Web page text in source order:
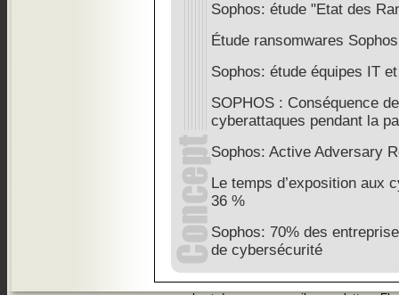
Sophos: étude "Etat des
Étude ransomwares Sophos
Sophos: étude équipes IT
SOPHOS : Conséquence
cyberattaques pendant la
Sophos: Active Adversary
Le temps d’exposition aux
36 %
Sophos: 70% des
de cybersécurité